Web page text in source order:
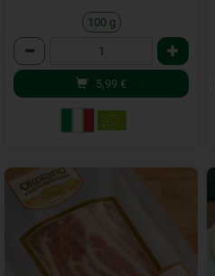
100 g
Anzahl
5,99 €